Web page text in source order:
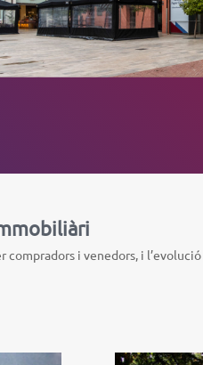
i venedors, i l’evolució